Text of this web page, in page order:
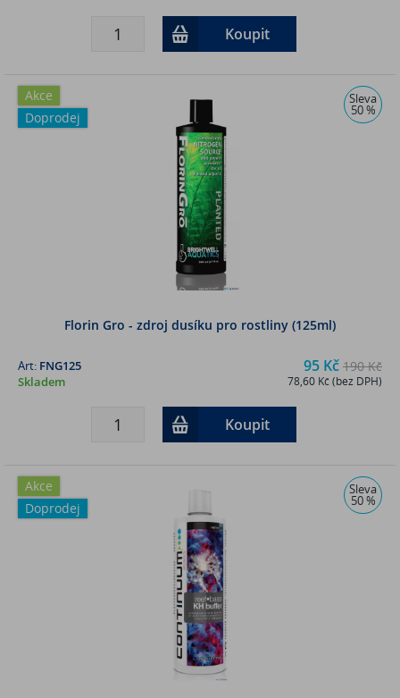
Koupit
Akce
Doprodej
Sleva
50 %
Florin Gro - zdroj dusíku pro rostliny (125ml)
95 Kč 190 Kč
78,60 Kč (bez DPH)
Art: FNG125
Skladem
Koupit
Akce
Doprodej
Sleva
50 %